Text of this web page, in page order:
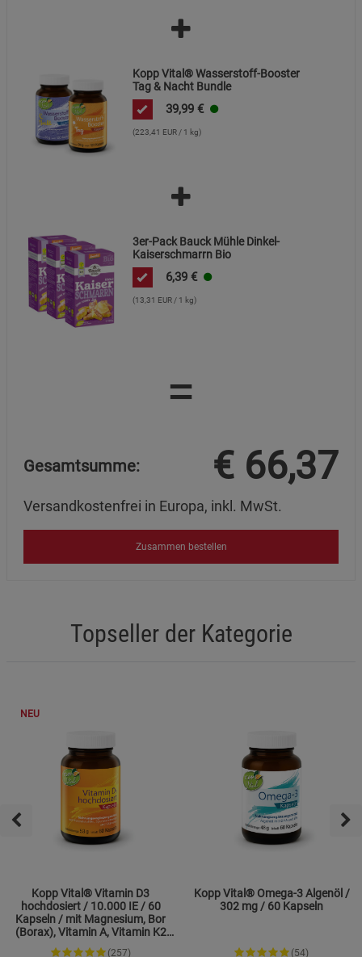
Kopp Vital® Wasserstoff-Booster
Tag & Nacht Bundle
39,99 €
(223,41 EUR / 1 kg)
3er-Pack Bauck Mühle Dinkel-
Kaiserschmarrn Bio
6,39 €
(13,31 EUR / 1 kg)
=
Gesamtsumme: € 66,37
Versandkostenfrei in Europa, inkl. MwSt.
Zusammen bestellen
Topseller der Kategorie
NEU
Kopp Vital® Vitamin D3
hochdosiert / 10.000 IE / 60
Kapseln / mit Magnesium, Bor
(Borax), Vitamin A, Vitamin K2
und Zink
(257)
Kopp Vital® Omega-3 Algenöl /
302 mg / 60 Kapseln
(54)